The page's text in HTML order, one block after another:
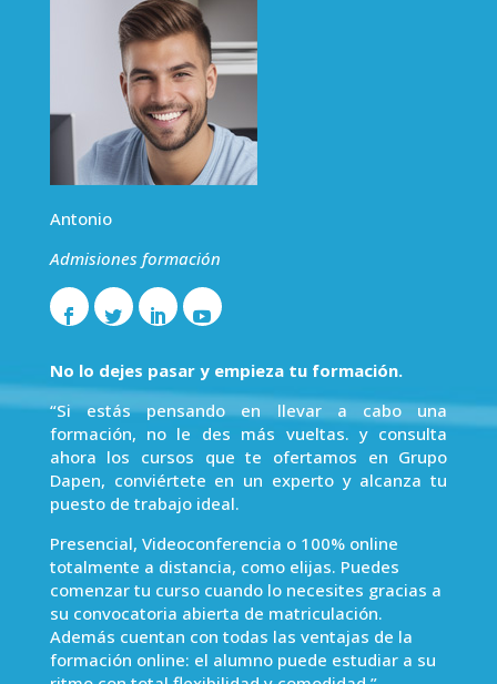
Antonio
Admisiones formación
No lo dejes pasar y empieza tu formación.
“Si estás pensando en llevar a cabo una
formación, no le des más vueltas. y consulta
ahora los cursos que te ofertamos en Grupo
Dapen, conviértete en un experto y alcanza tu
puesto de trabajo ideal.
Presencial, Videoconferencia o 100% online
totalmente a distancia, como elijas. Puedes
comenzar tu curso cuando lo necesites gracias a
su convocatoria abierta de matriculación.
Además cuentan con todas las ventajas de la
formación online: el alumno puede estudiar a su